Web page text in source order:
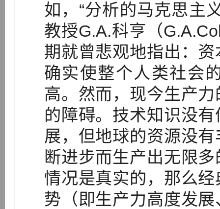
如，“分析的马克思主
教授G.A.科亨（
期就曾悲观地指出：
确实使整个人类社会
高。然而，现今生产
的障碍。技术知识没
展，但地球的资源没
断进步而生产出无限
情况是真实的，那么
势（即生产力高度发